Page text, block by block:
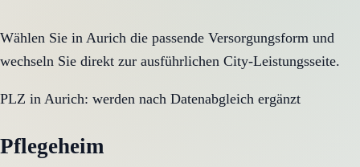
Wählen Sie in Aurich die passende Versorgungsform und
wechseln Sie direkt zur ausführlichen City-Leistungsseite.
PLZ in Aurich: werden nach Datenabgleich ergänzt
Pflegeheim